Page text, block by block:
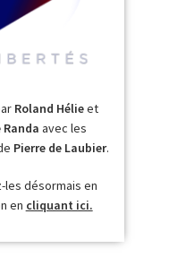
Roland Hélieet
avec les
Pierre de Laubier.
les désormais en
en cliquant ici.